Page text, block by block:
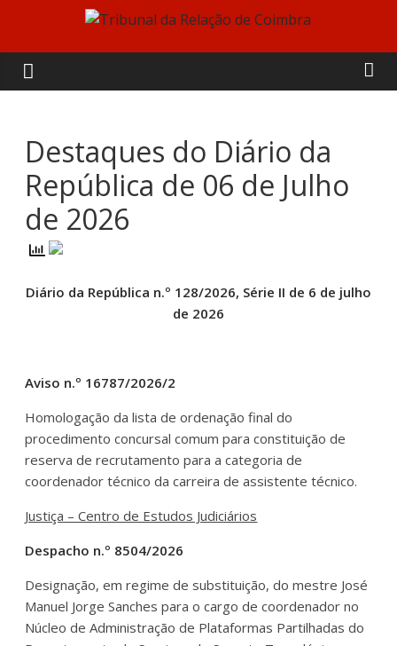
content
Tribunal
da
Relação
de
Coimbra
Destaques do Diário da
República de 06 de Julho
de 2026
Diário da República n.º 128/2026, Série II de 6 de julho
de 2026
Aviso n.º 16787/2026/2
Homologação da lista de ordenação final do
procedimento concursal comum para constituição de
reserva de recrutamento para a categoria de
coordenador técnico da carreira de assistente técnico.
Justiça – Centro de Estudos Judiciários
Despacho n.º 8504/2026
Designação, em regime de substituição, do mestre José
Manuel Jorge Sanches para o cargo de coordenador no
Núcleo de Administração de Plataformas Partilhadas do